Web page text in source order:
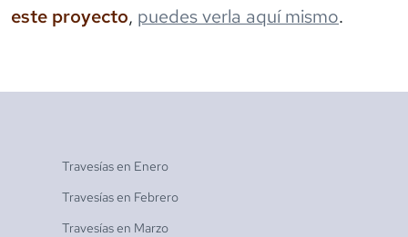
este proyecto, puedes verla aquí mismo.
Travesías en Enero
Travesías en Febrero
Travesías en Marzo